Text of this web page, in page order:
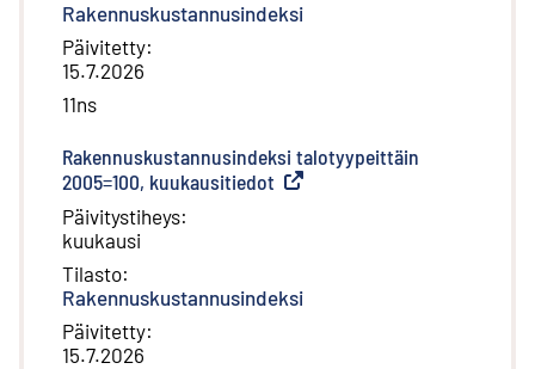
Rakennuskustannusindeksi
Päivitetty:
15.7.2026
11ns
Rakennuskustannusindeksi talotyypeittäin
2005=100, kuukausitiedot Ulkoinen linkki
Päivitystiheys:
kuukausi
Tilasto:
Rakennuskustannusindeksi
Päivitetty:
15.7.2026